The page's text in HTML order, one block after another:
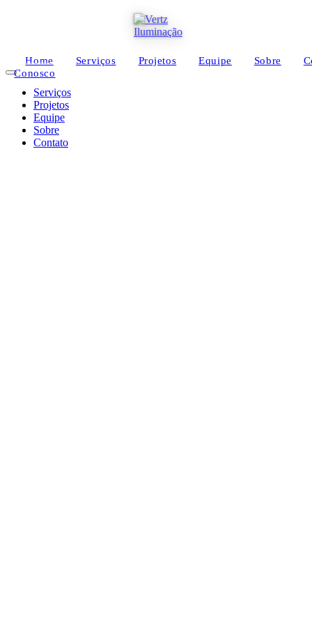
Home Serviços Projetos Equipe Sobre
Conosco
Serviços
Projetos
Equipe
Sobre
Contato